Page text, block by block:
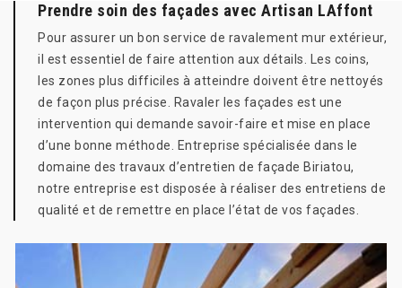
Prendre soin des façades avec Artisan LAffont
Pour assurer un bon service de ravalement mur extérieur,
il est essentiel de faire attention aux détails. Les coins,
les zones plus difficiles à atteindre doivent être nettoyés
de façon plus précise. Ravaler les façades est une
intervention qui demande savoir-faire et mise en place
d’une bonne méthode. Entreprise spécialisée dans le
domaine des travaux d’entretien de façade Biriatou,
notre entreprise est disposée à réaliser des entretiens de
qualité et de remettre en place l’état de vos façades.